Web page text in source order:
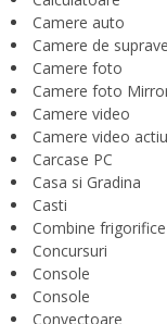
Camere auto
Camere de
Camere foto
Camere foto
Camere video
Camere video
Carcase PC
Casa si Gradina
Casti
Combine frigorifice
Concursuri
Console
Console
Convectoare